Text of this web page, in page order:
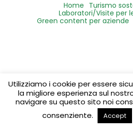
Home Turismo
Laboratori/Visite per
Green content per aziende
Utilizziamo i cookie per essere
la migliore esperienza sul
navigare su questo sito noi
consenziente.
Accept